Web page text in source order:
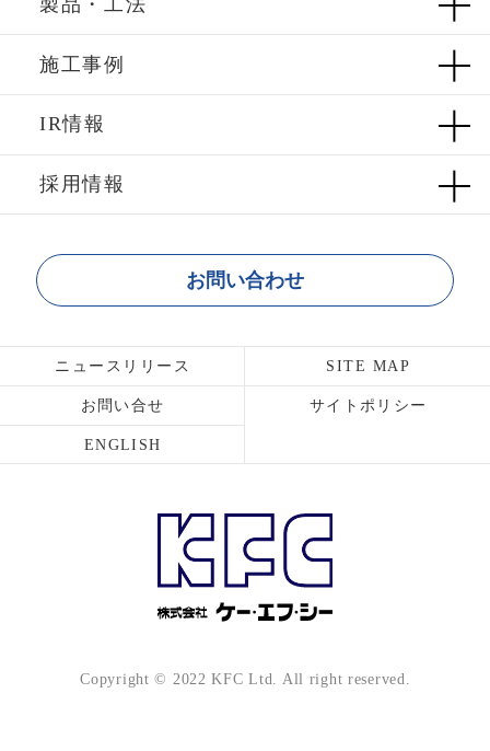
施工事例
IR情報
採用情報
お問い合わせ
ニュースリリース SITE MAP
お問い合せ サイトポリシー
ENGLISH
Copyright © 2022 KFC Ltd. All right reserved.